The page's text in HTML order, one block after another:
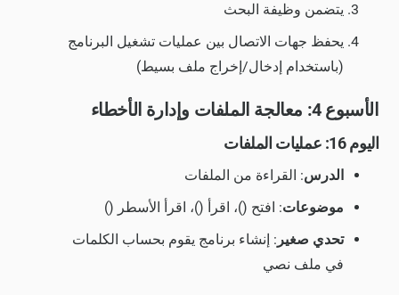
يتضمن وظيفة البحث
يحفظ جهات الاتصال بين عمليات تشغيل البرنامج
(باستخدام إدخال/إخراج ملف بسيط)
الأسبوع 4: معالجة الملفات وإدارة الأخطاء
اليوم 16: عمليات الملفات
الدرس: القراءة من الملفات
موضوعات: افتح ()، اقرأ ()، اقرأ الأسطر ()
تحدي صغير : إنشاء برنامج يقوم بحساب الكلمات
في ملف نصي